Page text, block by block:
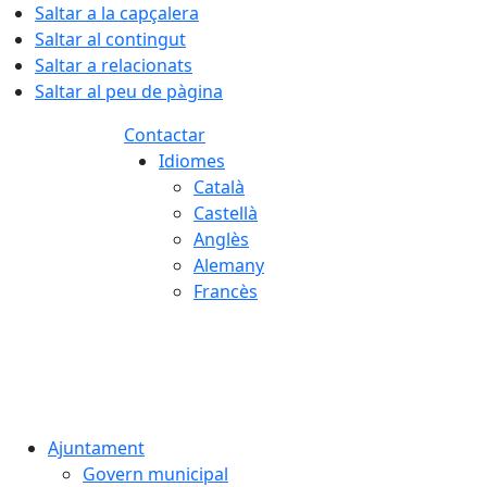
Saltar a la capçalera
Saltar al contingut
Saltar a relacionats
Saltar al peu de pàgina
Contactar
Idiomes
Català
Castellà
Anglès
Alemany
Francès
Ajuntament
Govern municipal